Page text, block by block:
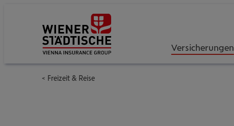
Versicherungen
Freizeit & Reise